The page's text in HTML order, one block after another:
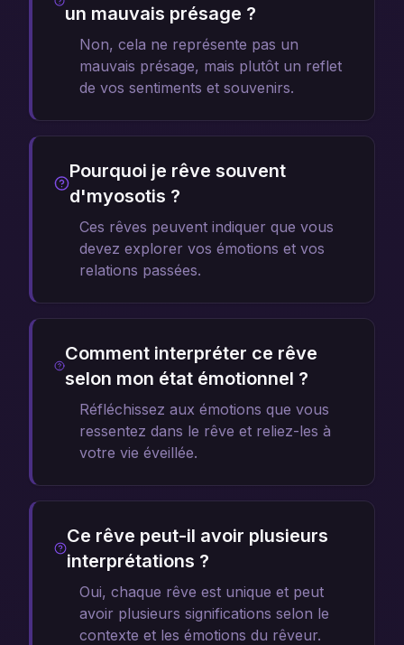
un mauvais présage ?
Non, cela ne représente pas un
mauvais présage, mais plutôt un reflet
de vos sentiments et souvenirs.
Pourquoi je rêve souvent
d'myosotis ?
Ces rêves peuvent indiquer que vous
devez explorer vos émotions et vos
relations passées.
Comment interpréter ce rêve
selon mon état émotionnel ?
Réfléchissez aux émotions que vous
ressentez dans le rêve et reliez-les à
votre vie éveillée.
Ce rêve peut-il avoir plusieurs
interprétations ?
Oui, chaque rêve est unique et peut
avoir plusieurs significations selon le
contexte et les émotions du rêveur.